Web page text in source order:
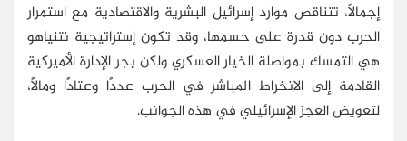
إجمالًا، تتناقص موارد إسرائيل البشرية والاقتصادية مع استمرار
الحرب دون قدرة على حسمها، وقد تكون إستراتيجية نتنياهو
هي التمسك بمواصلة الخيار العسكري ولكن بجر الإدارة الأميركية
القادمة إلى الانخراط المباشر في الحرب عددًا وعتادًا ومالًا،
لتعويض العجز الإسرائيلي في هذه الجوانب.